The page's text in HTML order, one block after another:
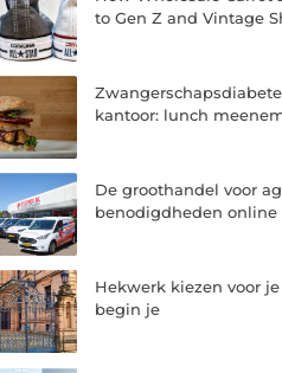
to Gen Z and Vintage
kantoor: lunch
De groothandel voor
benodigdheden online
Hekwerk kiezen voor
begin je